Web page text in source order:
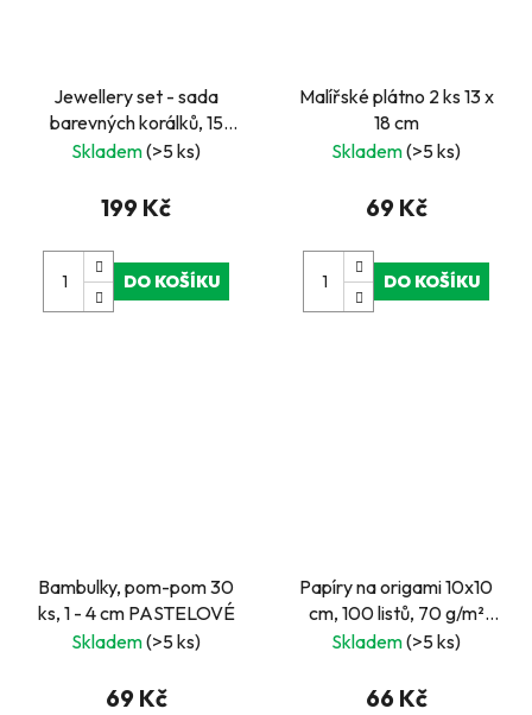
Jewellery set - sada
barevných korálků, 15
druhů
Skladem(>5 ks)
199 Kč
DO KOŠÍKU
Malířské plátno 2 ks 13 x
18 cm
Skladem(>5 ks)
69 Kč
DO KOŠÍKU
Bambulky, pom-pom 30
ks, 1 - 4 cm PASTELOVÉ
Skladem(>5 ks)
69 Kč
Papíry na origami 10x10
cm, 100 listů, 70 g/m²
PASTEL
Skladem(>5 ks)
66 Kč